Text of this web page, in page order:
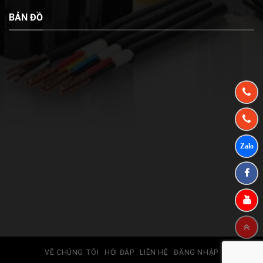
BẢN ĐỒ
VỀ CHÚNG TÔI HỎI ĐÁP LIÊN HỆ ĐĂNG NHẬP